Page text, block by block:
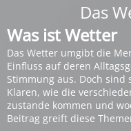
Das
Was ist Wetter
Das Wetter umgibt die
Einfluss auf deren
Stimmung aus. Doch
Klaren, wie die
zustande kommen und
Beitrag greift diese